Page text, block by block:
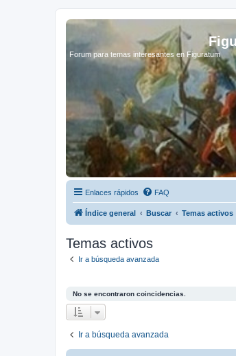
Forum para temas interesantes en Figuratum
Enlaces rápidos FAQ
Índice general Buscar Temas activos
Temas activos
Ir a búsqueda avanzada
No se encontraron coincidencias.
Ir a búsqueda avanzada